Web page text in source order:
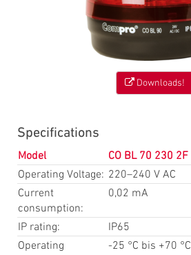
Downloads!
Specifications
Model CO BL 70 230 2F
Operating Voltage: 220–240 V AC
Current
consumption:
0,02 mA
IP rating: IP65
Operating
-25 °C bis +70 °C